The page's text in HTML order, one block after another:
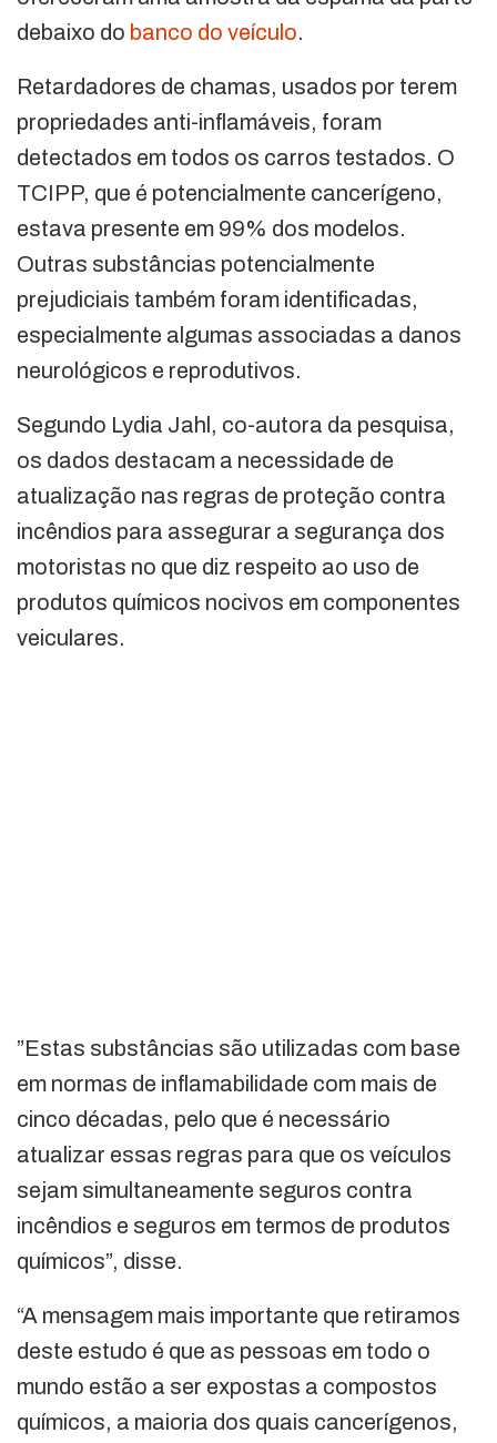
debaixo do banco do veículo.
Retardadores de chamas, usados por terem
propriedades anti-inflamáveis, foram
detectados em todos os carros testados. O
TCIPP, que é potencialmente cancerígeno,
estava presente em 99% dos modelos.
Outras substâncias potencialmente
prejudiciais também foram identificadas,
especialmente algumas associadas a danos
neurológicos e reprodutivos.
Segundo Lydia Jahl, co-autora da pesquisa,
os dados destacam a necessidade de
atualização nas regras de proteção contra
incêndios para assegurar a segurança dos
motoristas no que diz respeito ao uso de
produtos químicos nocivos em componentes
veiculares.
”Estas substâncias são utilizadas com base
em normas de inflamabilidade com mais de
cinco décadas, pelo que é necessário
atualizar essas regras para que os veículos
sejam simultaneamente seguros contra
incêndios e seguros em termos de produtos
químicos”, disse.
“A mensagem mais importante que retiramos
deste estudo é que as pessoas em todo o
mundo estão a ser expostas a compostos
químicos, a maioria dos quais cancerígenos,